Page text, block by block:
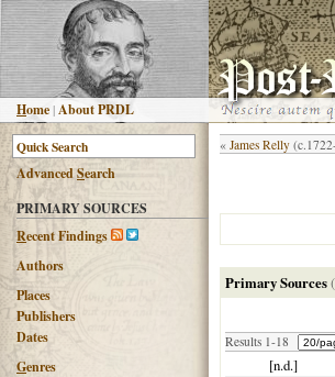
Home |About PRDL
AdvancedSearch
PRIMARY SOURCES
Recent Findings
Authors
Places
Publishers
Dates
Genres
« James Relly
Primary Sources
Results 1-18
[n.d.]